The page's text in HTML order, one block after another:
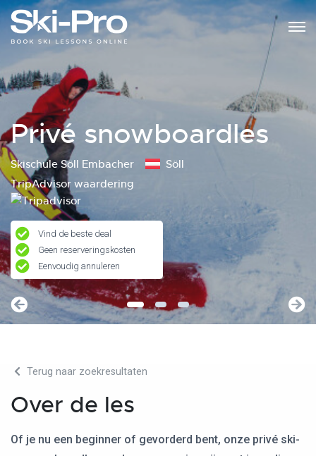
Privé snowboardles
Skischule Söll Embacher
Söll
TripAdvisor waardering
Vind de beste deal
Geen reserveringskosten
Eenvoudig annuleren
Terug naar zoekresultaten
Over de les
Of je nu een beginner of gevorderd bent, onze privé ski-